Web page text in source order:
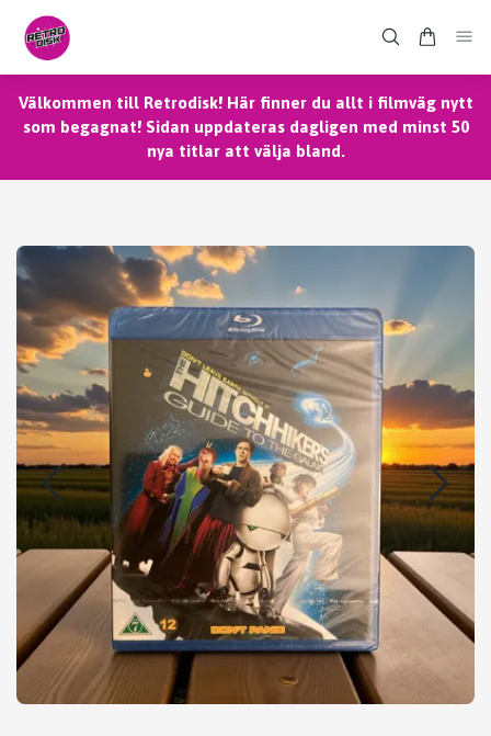
Välkommen till Retrodisk! Här finner du allt i filmväg nytt
som begagnat! Sidan uppdateras dagligen med minst 50
nya titlar att välja bland.